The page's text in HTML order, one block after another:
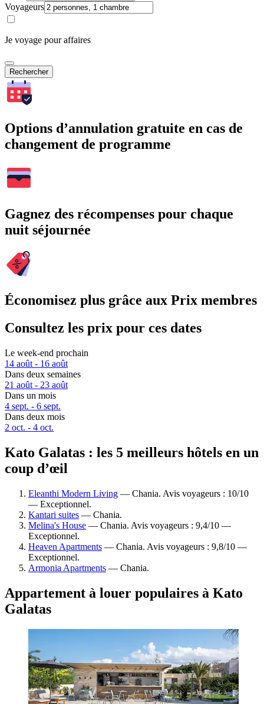
Voyageurs
Je voyage pour affaires
Rechercher
Options d’annulation gratuite en cas de
changement de programme
Gagnez des récompenses pour chaque
nuit séjournée
Économisez plus grâce aux Prix membres
Consultez les prix pour ces dates
Le week-end prochain
14 août - 16 août
Dans deux semaines
21 août - 23 août
Dans un mois
4 sept. - 6 sept.
Dans deux mois
2 oct. - 4 oct.
Kato Galatas : les 5 meilleurs hôtels en un
coup d’œil
Eleanthi Modern Living — Chania. Avis voyageurs : 10/10
— Exceptionnel.
Kantari suites — Chania.
Melina's House — Chania. Avis voyageurs : 9,4/10 —
Exceptionnel.
Heaven Apartments — Chania. Avis voyageurs : 9,8/10 —
Exceptionnel.
Armonia Apartments — Chania.
Appartement à louer populaires à Kato
Galatas